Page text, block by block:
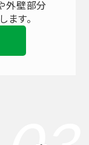
外壁部分
ます。